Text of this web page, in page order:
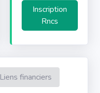
Inscription
Rncs
Liens financiers